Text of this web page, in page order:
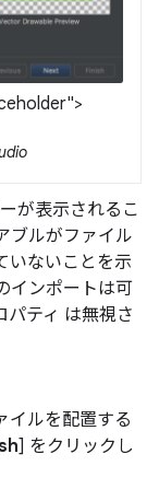
が表示されるこ
ブルがファイル
いないことを示
インポートは可
パティ は無視さ
イルを配置する
] をクリックし